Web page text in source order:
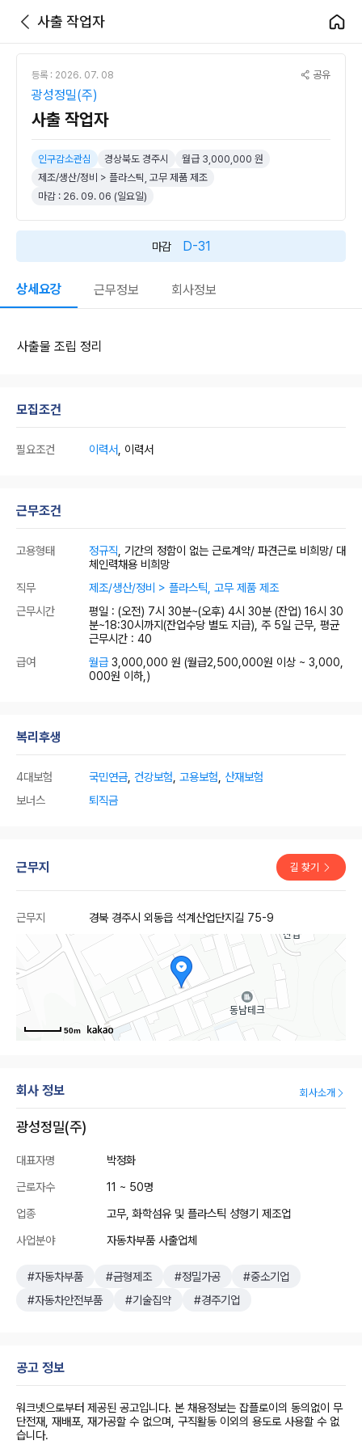
사출 작업자
등록 : 2026. 07. 08 공유
광성정밀(주)
사출 작업자
인구감소관심 경상북도 경주시
월급 3,000,000 원
제조/생산/정비 > 플라스틱, 고무 제품 제조
마감 : 26. 09. 06 (일요일)
마감 D-31
상세요강 근무정보 회사정보
사출물 조립 정리
모집조건
필요조건 이력서 , 이력서
근무조건
고용형태 정규직 , 기간의 정함이 없는 근로계약/ 파견근로 비희망/ 대
체인력채용 비희망
직무
제조/생산/정비 > 플라스틱, 고무 제품 제조
근무시간
평일 : (오전) 7시 30분~(오후) 4시 30분 (잔업) 16시 30
분~18:30시까지(잔업수당 별도 지급), 주 5일 근무, 평균
근무시간 : 40
급여
월급 3,000,000 원 (월급2,500,000원 이상 ~ 3,000,
000원 이하,)
복리후생
4대보험 국민연금 건강보험 고용보험 산재보험
보너스
퇴직금
근무지 길 찾기
근무지 경북 경주시 외동읍 석계산업단지길 75-9
50m
회사 정보 회사소개
광성정밀(주)
대표자명
박정화
근로자수
11 ~ 50명
업종
고무, 화학섬유 및 플라스틱 성형기 제조업
사업분야
자동차부품 사출업체
#자동차부품 #금형제조 #정밀가공
#중소기업
#자동차안전부품
#기술집약 #경주기업
공고 정보
워크넷으로부터 제공된 공고입니다. 본 채용정보는 잡플로이의 동의없이 무
단전재, 재배포, 재가공할 수 없으며, 구직활동 이외의 용도로 사용할 수 없
습니다.